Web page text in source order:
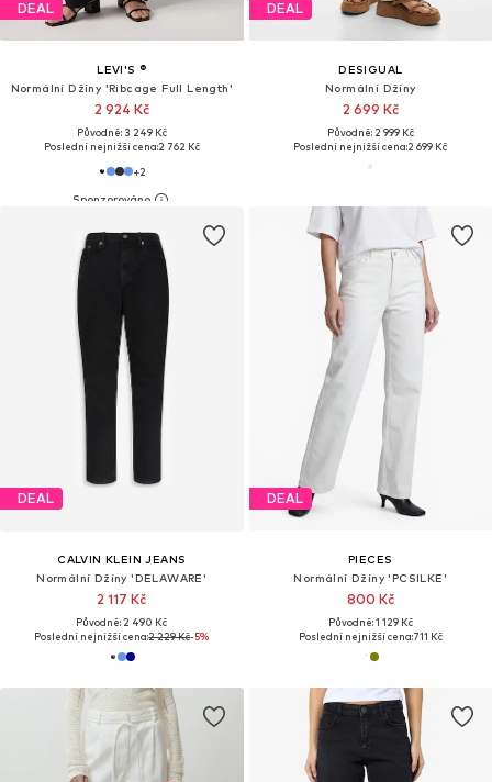
DEAL
LEVI'S ®
Normální Džíny 'Ribcage Full Length'
2 924 Kč
Původně: 3 249 Kč
Poslední nejnižší cena:2 762 Kč
+2
DEAL
DESIGUAL
Normální Džíny
2 699 Kč
Původně: 2 999 Kč
Poslední nejnižší cena:2 699 Kč
DEAL
CALVIN KLEIN JEANS
Normální Džíny 'DELAWARE'
2 117 Kč
Původně: 2 490 Kč
Poslední nejnižší cena:2 229 Kč-5%
DEAL
PIECES
Normální Džíny 'PCSILKE'
800 Kč
Původně: 1 129 Kč
Poslední nejnižší cena:711 Kč